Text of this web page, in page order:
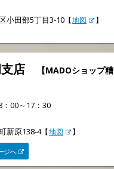
小田部5丁目3-10 【地図 】
支店
【MADOショップ糟
00～17：30
新原138-4【地図 】
ジへ